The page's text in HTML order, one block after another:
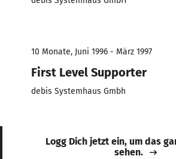
10 Monate, Juni 1996 - März 1997
First Level Supporter
debis Systemhaus Gmbh
Logg Dich jetzt ein, um das
sehen.